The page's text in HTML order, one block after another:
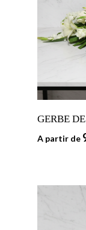
GERBE
A partir de